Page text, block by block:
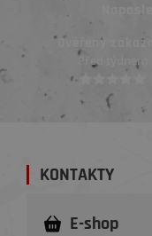
Ověřený
Před 3 týdny
KONTAKTY
E-shop